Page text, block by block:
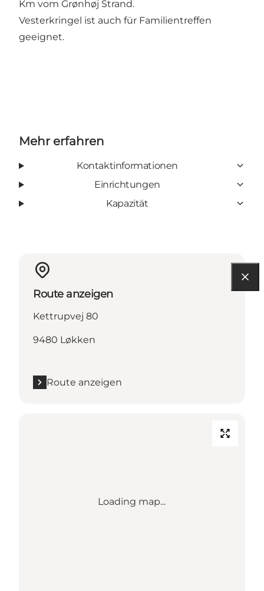
Km vom Grønhøj Strand.
Vesterkringel ist auch für Familientreffen
geeignet.
Mehr erfahren
Kontaktinformationen
Einrichtungen
Kapazität
Route anzeigen
Kettrupvej 80
9480 Løkken
Route anzeigen
Loading map...